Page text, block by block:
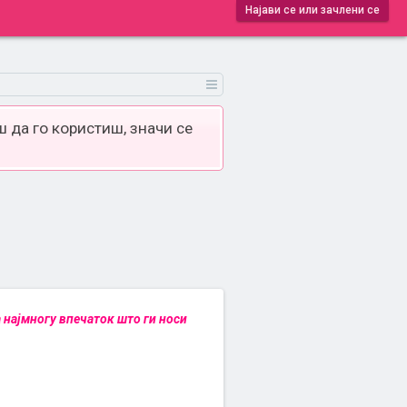
Најави се или зачлени се
го користиш, значи се
впечаток што ги носи